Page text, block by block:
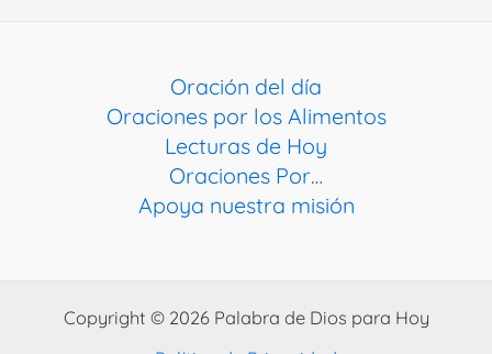
Oración del día
Oraciones por los Alimentos
Lecturas de Hoy
Oraciones Por…
Apoya nuestra misión
Copyright © 2026 Palabra de Dios para Hoy